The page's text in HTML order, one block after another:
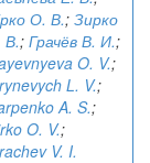
О. В.; Зирко
В.; Грачёв В. И.;
O. V.;
L. V.;
A. S.;
O. V.;
V. I.